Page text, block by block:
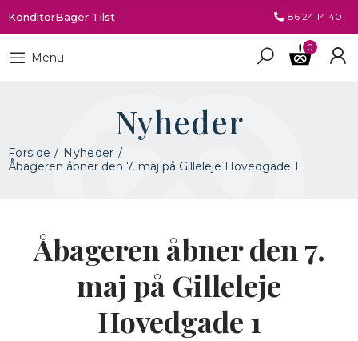
KonditorBager Tilst 86 24 14 40
Menu
0
Nyheder
Forside
Nyheder
Åbageren åbner den 7. maj på Gilleleje Hovedgade 1
Åbageren åbner den 7.
maj på Gilleleje
Hovedgade 1